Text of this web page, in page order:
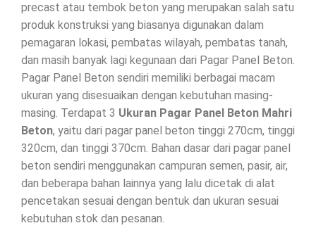
precast atau tembok beton yang merupakan salah satu
produk konstruksi yang biasanya digunakan dalam
pemagaran lokasi, pembatas wilayah, pembatas tanah,
dan masih banyak lagi kegunaan dari Pagar Panel Beton.
Pagar Panel Beton sendiri memiliki berbagai macam
ukuran yang disesuaikan dengan kebutuhan masing-
masing. Terdapat 3 Ukuran Pagar Panel Beton Mahri
Beton, yaitu dari pagar panel beton tinggi 270cm, tinggi
320cm, dan tinggi 370cm. Bahan dasar dari pagar panel
beton sendiri menggunakan campuran semen, pasir, air,
dan beberapa bahan lainnya yang lalu dicetak di alat
pencetakan sesuai dengan bentuk dan ukuran sesuai
kebutuhan stok dan pesanan.